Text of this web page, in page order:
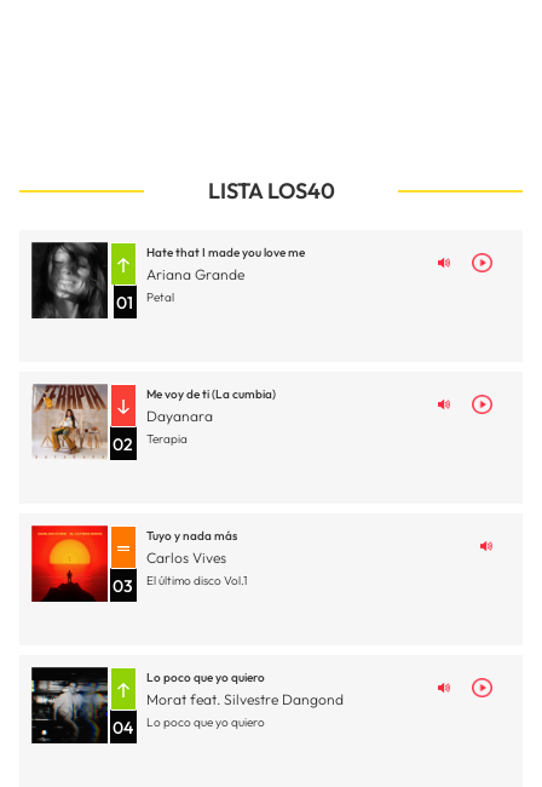
LISTA LOS40
01
Hate that I made you love me
Ariana Grande
Petal
02
Me voy de ti (La cumbia)
Dayanara
Terapia
03
Tuyo y nada más
Carlos Vives
El último disco Vol.1
04
Lo poco que yo quiero
Morat feat. Silvestre Dangond
Lo poco que yo quiero